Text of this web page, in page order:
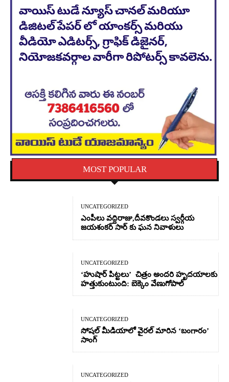
MOST POPULAR
UNCATEGORIZED
ఎంపీలు వద్దిరాజు,దీవకొండలు స్వర్గీయ
జయశంకర్ సార్ కు ఘన నివాళులు
UNCATEGORIZED
‘హుషార్‌ పిట్టలు’ చిత్రం అందరి హృదయాలకు
హత్తుకుంటుంది: బెక్కెం వేణుగోపాల్‌
UNCATEGORIZED
సోషల్ మీడియాలో వైరల్ మారిన ‘బంగారం’
సాంగ్
UNCATEGORIZED